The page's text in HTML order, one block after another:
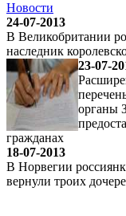
Новости
24-07-2013
В Великобритании
наследник
23-07-
органы
гражданах
18-07-2013
В Норвегии
вернули троих